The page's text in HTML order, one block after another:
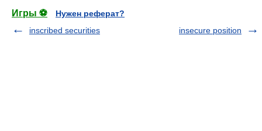
Игры ⚽
Нужен реферат?
inscribed securities
insecure position